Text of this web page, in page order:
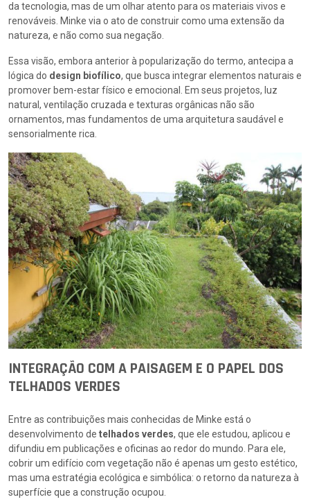
da tecnologia, mas de um olhar atento para os materiais vivos e
renováveis. Minke via o ato de construir como uma extensão da
natureza, e não como sua negação.
Essa visão, embora anterior à popularização do termo, antecipa a
lógica do design biofílico, que busca integrar elementos naturais e
promover bem-estar físico e emocional. Em seus projetos, luz
natural, ventilação cruzada e texturas orgânicas não são
ornamentos, mas fundamentos de uma arquitetura saudável e
sensorialmente rica.
INTEGRAÇÃO COM A PAISAGEM E O PAPEL DOS
TELHADOS VERDES
Entre as contribuições mais conhecidas de Minke está o
desenvolvimento de telhados verdes, que ele estudou, aplicou e
difundiu em publicações e oficinas ao redor do mundo. Para ele,
cobrir um edifício com vegetação não é apenas um gesto estético,
mas uma estratégia ecológica e simbólica: o retorno da natureza à
superfície que a construção ocupou.